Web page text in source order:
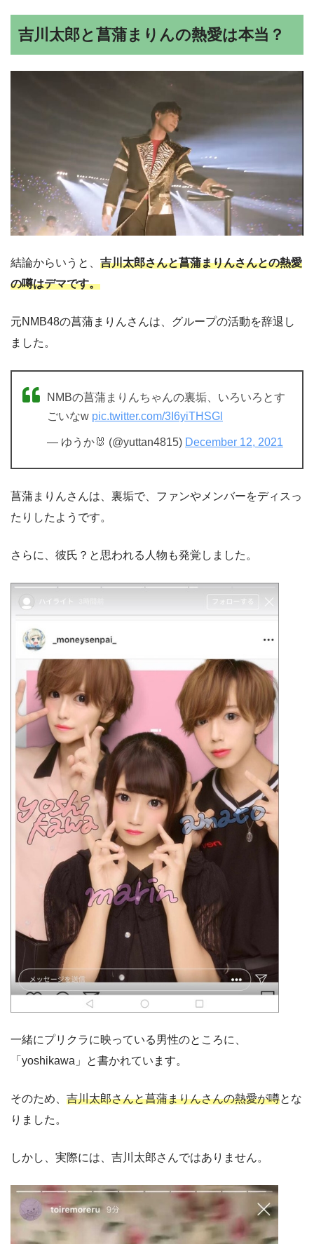
吉川太郎と菖蒲まりんの熱愛は本当？
結論からいうと、 吉川太郎さんと菖蒲まりんさんとの熱愛
の噂はデマです。
元NMB48の菖蒲まりんさんは、グループの活動を辞退し
ました。
NMBの菖蒲まりんちゃんの裏垢、いろいろとす
ごいなw pic.twitter.com/3I6yiTHSGl
— ゆうか🐰 (@yuttan4815) December 12, 2021
菖蒲まりんさんは、裏垢で、ファンやメンバーをディスっ
たりしたようです。
さらに、彼氏？と思われる人物も発覚しました。
一緒にプリクラに映っている男性のところに、
「yoshikawa」と書かれています。
そのため、 吉川太郎さんと菖蒲まりんさんの熱愛が噂とな
りました。
しかし、実際には、吉川太郎さんではありません。